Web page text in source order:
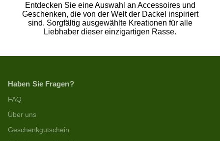
Entdecken Sie eine Auswahl an Accessoires und
Geschenken, die von der Welt der Dackel inspiriert
sind. Sorgfältig ausgewählte Kreationen für alle
Liebhaber dieser einzigartigen Rasse.
Haben Sie Fragen?
FAQ
Über uns
Geschenkgutschein